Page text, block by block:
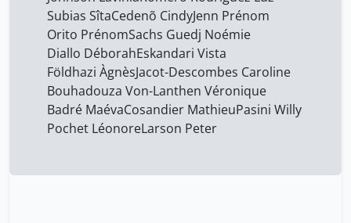
Grandjean Alexandre 14
Gschwind Aurélien
Guex Pauline
Jacot-Descombes Caroline
Jenn Prénom 14
Johnson Lavinia
Subias SîtaCedenõ CindyJenn Prénom
Orito PrénomSachs Guedj Noémie
Diallo DéborahEskandari Vista
Földhazi ÀgnèsJacot-Descombes Caroline
Bouhadouza Von-Lanthen Véronique
Badré MaévaCosandier MathieuPasini Willy
Pochet LéonoreLarson Peter